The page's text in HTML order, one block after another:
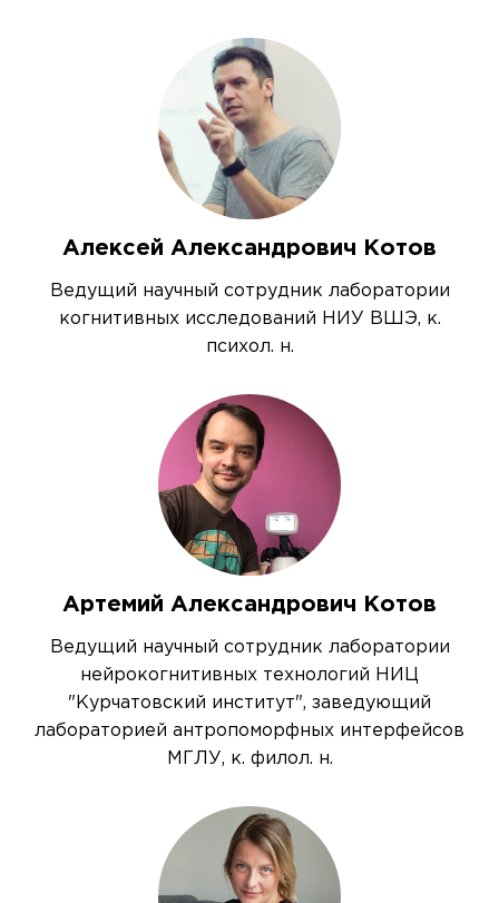
Алексей Александрович Котов
Ведущий научный сотрудник лаборатории
когнитивных исследований НИУ ВШЭ, к.
психол. н.
Артемий Александрович Котов
Ведущий научный сотрудник лаборатории
нейрокогнитивных технологий НИЦ
"Курчатовский институт", заведующий
лабораторией антропоморфных интерфейсов
МГЛУ, к. филол. н.